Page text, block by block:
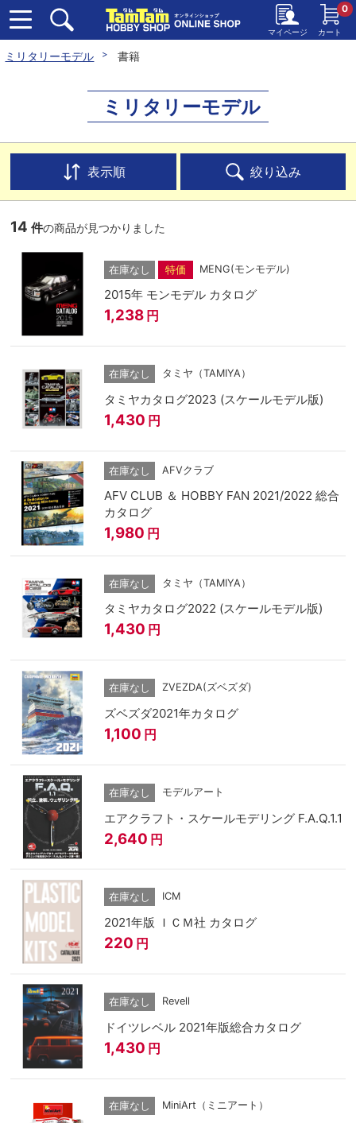
マイページ カート
0
ミリタリーモデル 書籍
ミリタリーモデル
表示順 絞り込み
14 件の商品が見つかりました
在庫なし 特価 MENG(モンモデル)
2015年 モンモデル カタログ
1,238 円
在庫なし タミヤ（TAMIYA）
タミヤカタログ2023 (スケールモデル版)
1,430 円
在庫なし AFVクラブ
AFV CLUB ＆ HOBBY FAN 2021/2022 総合
カタログ
1,980 円
在庫なし タミヤ（TAMIYA）
タミヤカタログ2022 (スケールモデル版)
1,430 円
在庫なし ZVEZDA(ズベズダ)
ズベズダ2021年カタログ
1,100 円
在庫なし モデルアート
エアクラフト・スケールモデリング F.A.Q.1.1
2,640 円
在庫なし ICM
2021年版 ＩＣＭ社 カタログ
220 円
在庫なし Revell
ドイツレベル 2021年版総合カタログ
1,430 円
在庫なし MiniArt（ミニアート）